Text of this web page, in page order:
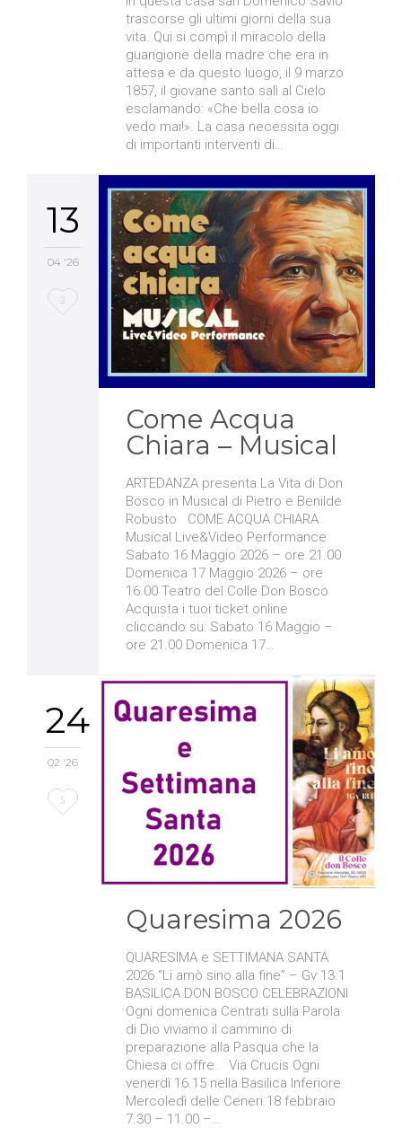
trascorse gli ultimi giorni della sua
vita. Qui si compì il miracolo della
guarigione della madre che era in
attesa e da questo luogo, il 9 marzo
1857, il giovane santo salì al Cielo
esclamando: «Che bella cosa io
vedo mai!». La casa necessita oggi
di importanti interventi di…
13
04 '26
Love
2
Come Acqua
Chiara – Musical
ARTEDANZA presenta La Vita di Don
Bosco in Musical di Pietro e Benilde
Robusto COME ACQUA CHIARA
Musical Live&Video Performance
Sabato 16 Maggio 2026 – ore 21.00
Domenica 17 Maggio 2026 – ore
16.00 Teatro del Colle Don Bosco
Acquista i tuoi ticket online
cliccando su: Sabato 16 Maggio –
ore 21.00 Domenica 17…
24
02 '26
Love
5
Quaresima 2026
QUARESIMA e SETTIMANA SANTA
2026 “Li amò sino alla fine” – Gv 13.1
BASILICA DON BOSCO CELEBRAZIONI
Ogni domenica Centrati sulla Parola
di Dio viviamo il cammino di
preparazione alla Pasqua che la
Chiesa ci offre. Via Crucis Ogni
venerdì 16.15 nella Basilica Inferiore
Mercoledì delle Ceneri 18 febbraio
7.30 – 11.00 –…